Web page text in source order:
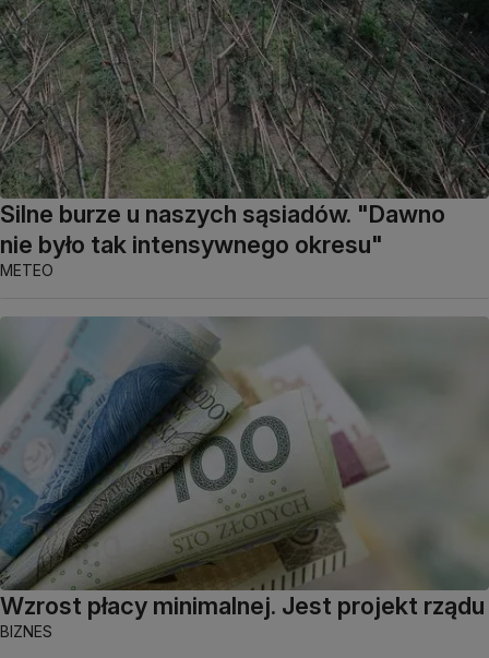
Silne burze u naszych sąsiadów. "Dawno
nie było tak intensywnego okresu"
METEO
Wzrost płacy minimalnej. Jest projekt rządu
BIZNES